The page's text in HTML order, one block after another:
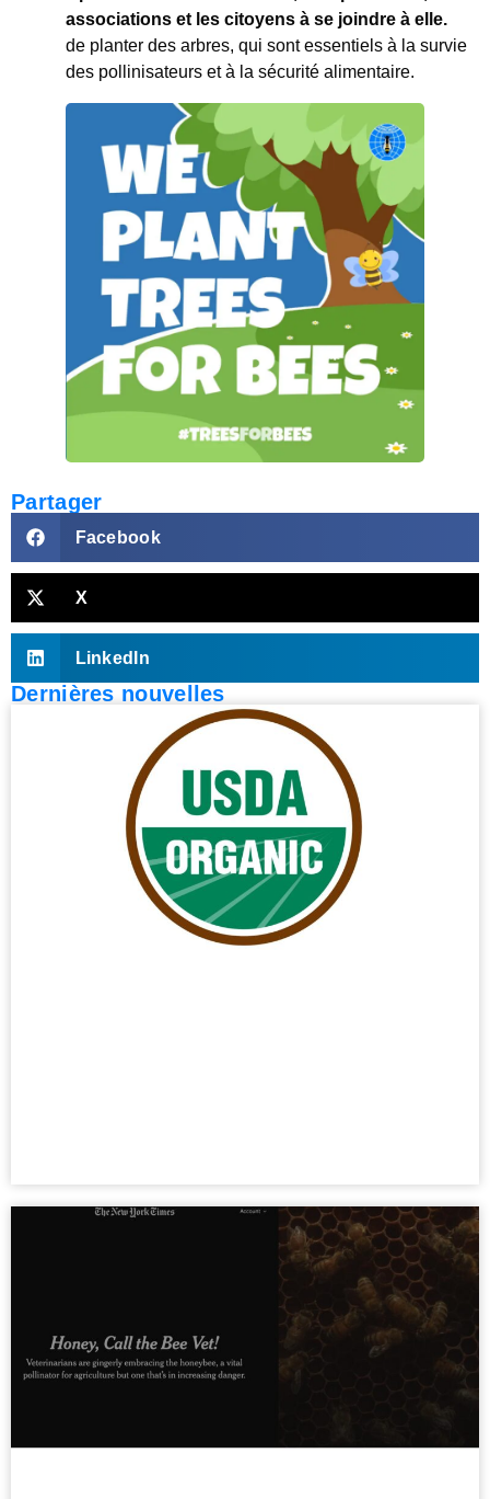
associations et les citoyens à se joindre à elle.
de planter des arbres, qui sont essentiels à la survie
des pollinisateurs et à la sécurité alimentaire.
Partager
Facebook
X
LinkedIn
Dernières nouvelles